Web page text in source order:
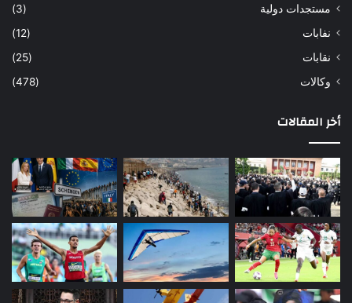
مستجدات دولية
(3)
نفابات
(12)
نقابات
(25)
وكالات
(478)
أخر المقالات